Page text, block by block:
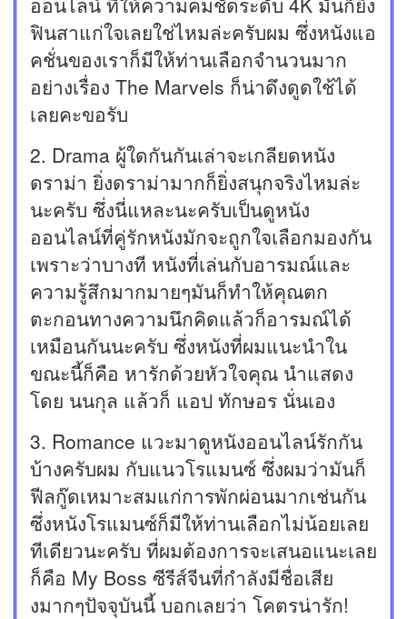
ฟินสาแก่ใจเลยใช่ไหมล่ะครับผม ซึ่งหนังแอ
คชั่นของเราก็มีให้ท่านเลือกจำนวนมาก
อย่างเรื่อง The Marvels ก็น่าดึงดูดใช้ได้
เลยคะขอรับ
2. Drama ผู้ใดกันกันเล่าจะเกลียดหนัง
ดราม่า ยิ่งดราม่ามากก็ยิ่งสนุกจริงไหมล่ะ
นะครับ ซึ่งนี่แหละนะครับเป็นดูหนัง
ออนไลน์ที่คู่รักหนังมักจะถูกใจเลือกมองกัน
เพราะว่าบางที หนังที่เล่นกับอารมณ์และ
ความรู้สึกมากมายๆมันก็ทำให้คุณตก
ตะกอนทางความนึกคิดแล้วก็อารมณ์ได้
เหมือนกันนะครับ ซึ่งหนังที่ผมแนะนำใน
ขณะนี้ก็คือ หารักด้วยหัวใจคุณ นำแสดง
โดย นนกุล แล้วก็ แอป ทักษอร นั่นเอง
3. Romance แวะมาดูหนังออนไลน์รักกัน
บ้างครับผม กับแนวโรแมนซ์ ซึ่งผมว่ามันก็
ฟีลกู๊ดเหมาะสมแก่การพักผ่อนมากเช่นกัน
ซึ่งหนังโรแมนซ์ก็มีให้ท่านเลือกไม่น้อยเลย
ทีเดียวนะครับ ที่ผมต้องการจะเสนอแนะเลย
ก็คือ My Boss ซีรีส์จีนที่กำลังมีชื่อเสีย
งมากๆปัจจุบันนี้ บอกเลยว่า โคตรน่ารัก!